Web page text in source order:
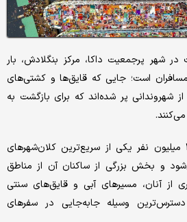
شهر پرجمعیت داکا، مرکز بنگلادش، بار
است؛ جایی که قایق‌ها و کشتی‌های
شهروندانی پر شده‌اند که برای بازگشت به
داکا با جمعیتی بیش از ۳۵ میلیون نفر یکی از سریع‌ترین کلان‌شهرهای
و بخش بزرگی از ساکنان آن از مناطق
از آنان، مسیرهای آبی و قایق‌های سنتی
وسیله جابه‌جایی در سفرهای